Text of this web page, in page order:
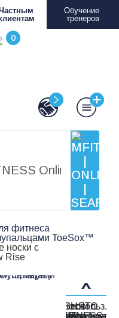
Обучение
тренеров
фитнеса
ToeSox™
носки с
Rise